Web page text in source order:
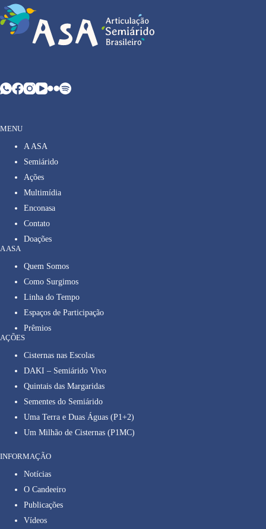
MENU
A ASA
Semiárido
Ações
Multimídia
Enconasa
Contato
Doações
A ASA
Quem Somos
Como Surgimos
Linha do Tempo
Espaços de Participação
Prêmios
AÇÕES
Cisternas nas Escolas
DAKI – Semiárido Vivo
Quintais das Margaridas
Sementes do Semiárido
Uma Terra e Duas Águas (P1+2)
Um Milhão de Cisternas (P1MC)
INFORMAÇÃO
Notícias
O Candeeiro
Publicações
Vídeos